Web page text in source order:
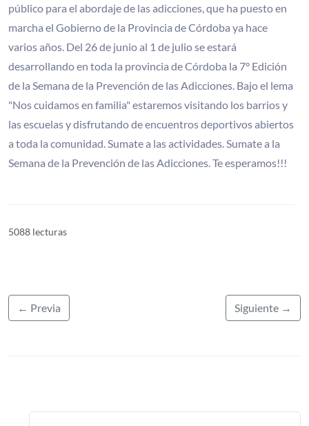
público para el abordaje de las adicciones, que ha puesto en
marcha el Gobierno de la Provincia de Córdoba ya hace
varios años. Del 26 de junio al 1 de julio se estará
desarrollando en toda la provincia de Córdoba la 7° Edición
de la Semana de la Prevención de las Adicciones. Bajo el lema
"Nos cuidamos en familia" estaremos visitando los barrios y
las escuelas y disfrutando de encuentros deportivos abiertos
a toda la comunidad. Sumate a las actividades. Sumate a la
Semana de la Prevención de las Adicciones. Te esperamos!!!
5088 lecturas
← Previa Siguiente →